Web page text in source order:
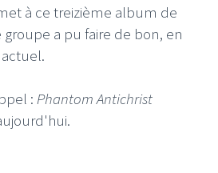
à ce treizième album de
a pu faire de bon, en
: Phantom Antichrist